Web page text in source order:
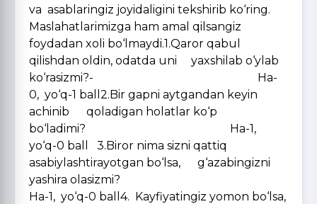
va asablaringiz joyidaligini tekshirib ko‘ring.
Maslahatlarimizga ham amal qilsangiz
foydadan xoli bo‘lmaydi.1.Qaror qabul
qilishdan oldin, odatda uni yaxshilab o‘ylab
ko‘rasizmi?- Ha-
0, yo‘q-1 ball2.Bir gapni aytgandan keyin
achinib qoladigan holatlar ko‘p
bo‘ladimi? Ha-1,
yo‘q-0 ball 3.Biror nima sizni qattiq
asabiylashtirayotgan bo‘lsa, g‘azabingizni
yashira olasizmi?
Ha-1, yo‘q-0 ball4. Kayfiyatingiz yomon bo‘lsa,